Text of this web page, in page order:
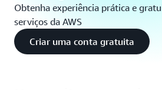
Obtenha experiência prática e
serviços da AWS
Criar uma conta gratuita